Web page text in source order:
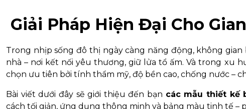
Giải Pháp Hiện Đại Cho
Trong nhịp sống đô thị ngày càng năng động, không
nhà – nơi kết nối yêu thương, giữ lửa tổ ấm. Và trong xu
chọn ưu tiên bởi tính thẩm mỹ, độ bền cao, chống nước –
Bài viết dưới đây sẽ giới thiệu đến bạn các mẫu thiết kế
cách tối giản, ứng dụng thông minh và bảng màu tinh tế